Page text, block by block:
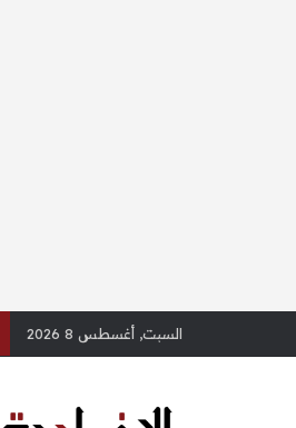
السبت, أغسطس 8 2026